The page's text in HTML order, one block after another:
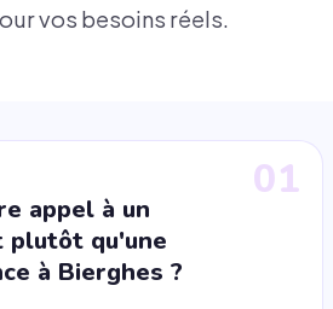
vos besoins réels.
01
appel à un
plutôt qu'une
à Bierghes ?